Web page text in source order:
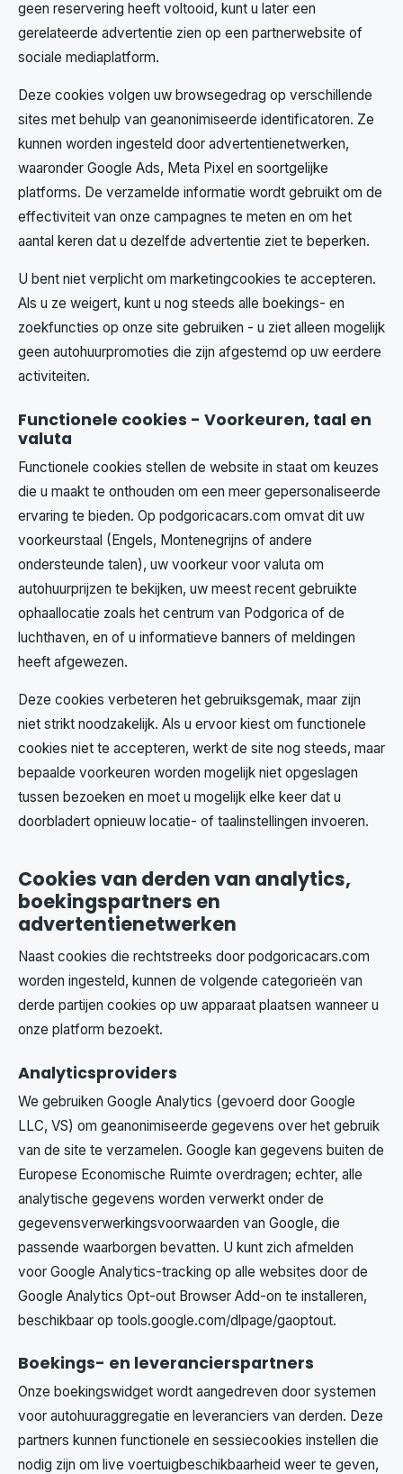
geen reservering heeft voltooid, kunt u later een
gerelateerde advertentie zien op een partnerwebsite of
sociale mediaplatform.
Deze cookies volgen uw browsegedrag op verschillende
sites met behulp van geanonimiseerde identificatoren. Ze
kunnen worden ingesteld door advertentienetwerken,
waaronder Google Ads, Meta Pixel en soortgelijke
platforms. De verzamelde informatie wordt gebruikt om de
effectiviteit van onze campagnes te meten en om het
aantal keren dat u dezelfde advertentie ziet te beperken.
U bent niet verplicht om marketingcookies te accepteren.
Als u ze weigert, kunt u nog steeds alle boekings- en
zoekfuncties op onze site gebruiken - u ziet alleen mogelijk
geen autohuurpromoties die zijn afgestemd op uw eerdere
activiteiten.
Functionele cookies - Voorkeuren, taal en
valuta
Functionele cookies stellen de website in staat om keuzes
die u maakt te onthouden om een meer gepersonaliseerde
ervaring te bieden. Op podgoricacars.com omvat dit uw
voorkeurstaal (Engels, Montenegrijns of andere
ondersteunde talen), uw voorkeur voor valuta om
autohuurprijzen te bekijken, uw meest recent gebruikte
ophaallocatie zoals het centrum van Podgorica of de
luchthaven, en of u informatieve banners of meldingen
heeft afgewezen.
Deze cookies verbeteren het gebruiksgemak, maar zijn
niet strikt noodzakelijk. Als u ervoor kiest om functionele
cookies niet te accepteren, werkt de site nog steeds, maar
bepaalde voorkeuren worden mogelijk niet opgeslagen
tussen bezoeken en moet u mogelijk elke keer dat u
doorbladert opnieuw locatie- of taalinstellingen invoeren.
Cookies van derden van analytics,
boekingspartners en
advertentienetwerken
Naast cookies die rechtstreeks door podgoricacars.com
worden ingesteld, kunnen de volgende categorieën van
derde partijen cookies op uw apparaat plaatsen wanneer u
onze platform bezoekt.
Analyticsproviders
We gebruiken Google Analytics (gevoerd door Google
LLC, VS) om geanonimiseerde gegevens over het gebruik
van de site te verzamelen. Google kan gegevens buiten de
Europese Economische Ruimte overdragen; echter, alle
analytische gegevens worden verwerkt onder de
gegevensverwerkingsvoorwaarden van Google, die
passende waarborgen bevatten. U kunt zich afmelden
voor Google Analytics-tracking op alle websites door de
Google Analytics Opt-out Browser Add-on te installeren,
beschikbaar op tools.google.com/dlpage/gaoptout.
Boekings- en leverancierspartners
Onze boekingswidget wordt aangedreven door systemen
voor autohuuraggregatie en leveranciers van derden. Deze
partners kunnen functionele en sessiecookies instellen die
nodig zijn om live voertuigbeschikbaarheid weer te geven,